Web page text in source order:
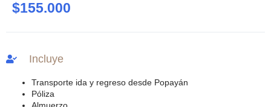
$155.000
Incluye
Transporte ida y regreso desde Popayán
Póliza
Almuerzo